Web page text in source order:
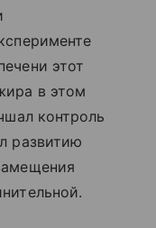
этот
в этом
контроль
развитию